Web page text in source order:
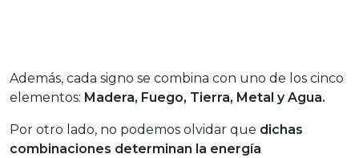
Además, cada signo se combina con uno de los cinco
elementos: Madera, Fuego, Tierra, Metal y Agua.
Por otro lado, no podemos olvidar que dichas
combinaciones determinan la energía